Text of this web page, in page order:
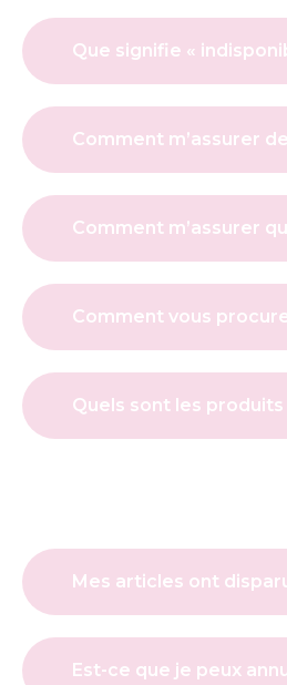
Que signifie «
Comment m’assurer
Comment m’assurer
Comment vous
Quels sont les produits
Mes articles ont
Est-ce que je peux